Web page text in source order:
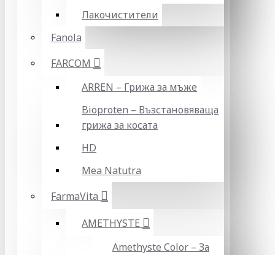
Лакочистители
Fanola
FARCOM
ARREN – Грижа за мъже
Bioproten – Възстановяваща
грижа за косата
HD
Mea Natutra
FarmaVita
AMETHYSTE
Amethyste Color – За